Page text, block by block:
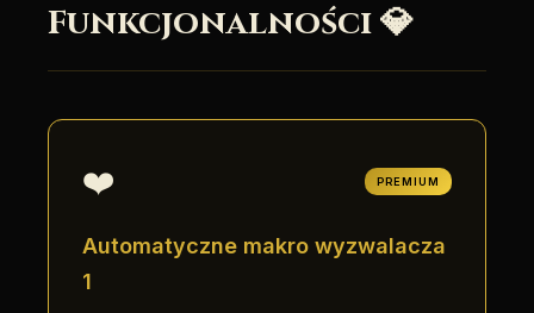
Funkcjonalności 💎
❤️ PREMIUM
Automatyczne makro wyzwalacza
1